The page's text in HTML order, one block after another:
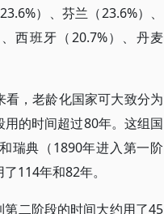
）、芬兰（23.6%）、
西班牙（20.7%）、丹麦
，老龄化国家可大致分为
的时间超过80年。这组国
瑞典（1890年进入第一阶
114年和82年。
二阶段的时间大约用了45